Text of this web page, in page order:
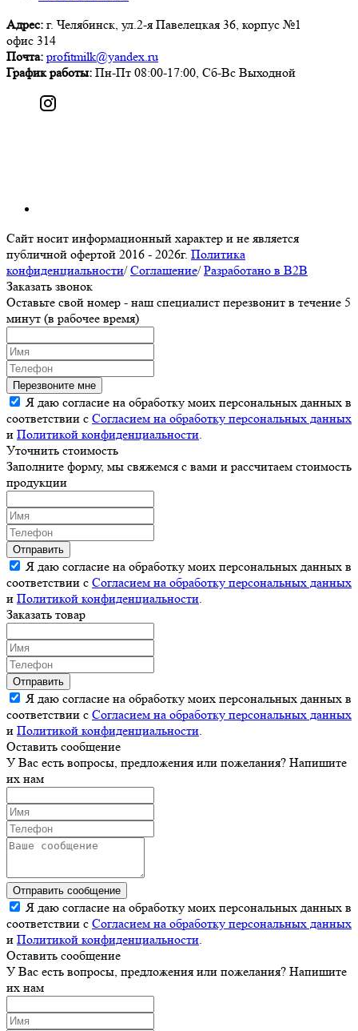
Адрес: г. Челябинск, ул.2-я Павелецкая 36, корпус №1
офис 314
Почта: profitmilk@yandex.ru
График работы: Пн-Пт 08:00-17:00, Сб-Вс Выходной
Сайт носит информационный характер и не является
публичной офертой 2016 - 2026г. Политика
конфиденциальности/ Соглашение/ Разработано в B2B
Заказать звонок
Оставьте свой номер - наш специалист перезвонит в течение 5
минут (в рабочее время)
Перезвоните мне
Я даю согласие на обработку моих персональных данных в
соответствии с Согласием на обработку персональных данных
и Политикой конфиденциальности.
Уточнить стоимость
Заполните форму, мы свяжемся с вами и рассчитаем стоимость
продукции
Отправить
Я даю согласие на обработку моих персональных данных в
соответствии с Согласием на обработку персональных данных
и Политикой конфиденциальности.
Заказать товар
Отправить
Я даю согласие на обработку моих персональных данных в
соответствии с Согласием на обработку персональных данных
и Политикой конфиденциальности.
Оставить сообщение
У Вас есть вопросы, предложения или пожелания? Напишите
их нам
Отправить сообщение
Я даю согласие на обработку моих персональных данных в
соответствии с Согласием на обработку персональных данных
и Политикой конфиденциальности.
Оставить сообщение
У Вас есть вопросы, предложения или пожелания? Напишите
их нам